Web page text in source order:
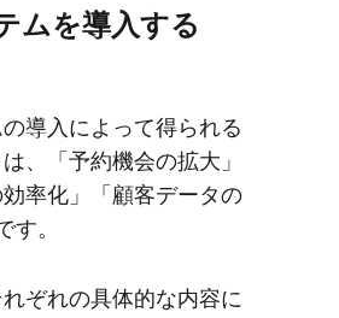
ムを​導入する​
導入に​よって​得られる​
、​「予約機会の​拡大」​
効率化」​「顧客データの​
す。
ぞれの​具体的な​内容に​